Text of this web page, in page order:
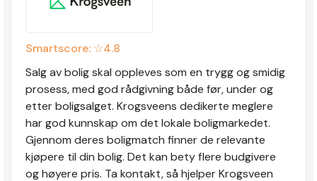
Smartscore: ☆4.8
Salg av bolig skal oppleves som en trygg og smidig
prosess, med god rådgivning både før, under og
etter boligsalget. Krogsveens dedikerte meglere
har god kunnskap om det lokale boligmarkedet.
Gjennom deres boligmatch finner de relevante
kjøpere til din bolig. Det kan bety flere budgivere
og høyere pris. Ta kontakt, så hjelper Krogsveen